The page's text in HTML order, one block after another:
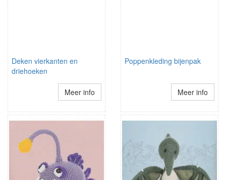
Deken vierkanten en
driehoeken
Meer info
Poppenkleding bijenpak
Meer info